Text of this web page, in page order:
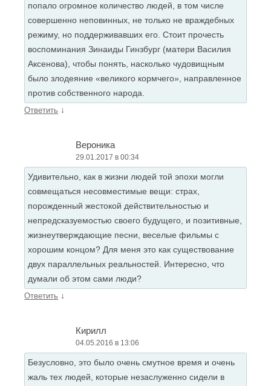
попало огромное количество людей, в том числе
совершенно неповинных, не только не враждебных
режиму, но поддерживавших его. Стоит прочесть
воспоминания Зинаиды Гинзбург (матери Василия
Аксенова), чтобы понять, насколько чудовищным
было злодеяние «великого кормчего», направленное
против собственного народа.
Ответить ↓
Вероника
29.01.2017 в 00:34
Удивительно, как в жизни людей той эпохи могли
совмещаться несовместимые вещи: страх,
порожденный жестокой действительностью и
непредсказуемостью своего будущего, и позитивные,
жизнеутверждающие песни, веселые фильмы с
хорошим концом? Для меня это как существование
двух параллельных реальностей. Интересно, что
думали об этом сами люди?
Ответить ↓
Кирилл
04.05.2016 в 13:06
Безусловно, это было очень смутное время и очень
жаль тех людей, которые незаслуженно сидели в